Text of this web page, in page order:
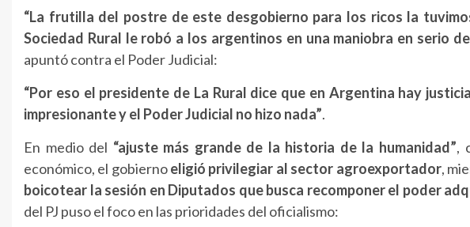
“La frutilla del postre de este desgobierno para los ricos la
Sociedad Rural le robó a los argentinos en una maniobra en serio
apuntó contra el Poder Judicial:
“Por eso el presidente de La Rural dice que en Argentina hay
impresionante y el Poder Judicial no hizo nada”.
En medio del “ajuste más grande de la historia de la humanidad”,
económico, el gobiernoeligió privilegiar al sector agroexportador,
boicotear la sesión en Diputados que busca recomponer el poder
del PJ puso el foco en las prioridades del oficialismo: